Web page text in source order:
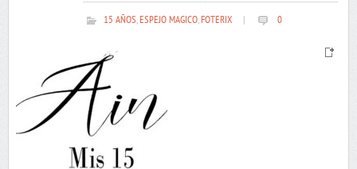
15 AÑOS,ESPEJO MAGICO,FOTERIX 0